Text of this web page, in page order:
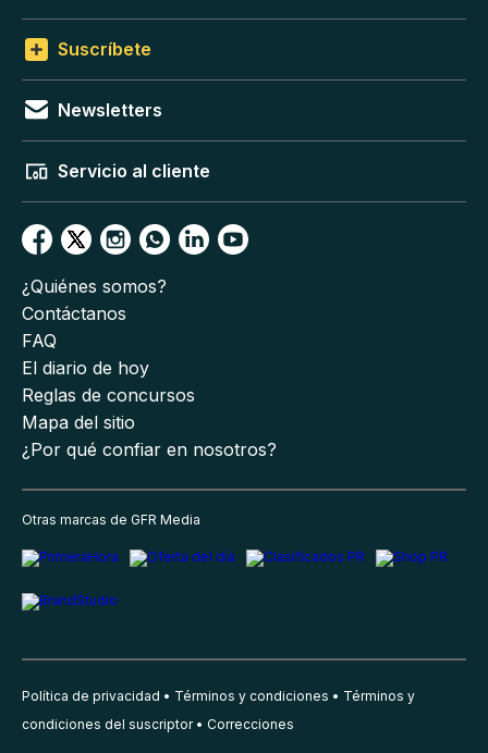
Suscríbete
Newsletters
Servicio al cliente
¿Quiénes somos?
Contáctanos
FAQ
El diario de hoy
Reglas de concursos
Mapa del sitio
¿Por qué confiar en nosotros?
Otras marcas de GFR Media
Política de privacidad Términos y condiciones
Términos y
condiciones del suscriptor
Correcciones